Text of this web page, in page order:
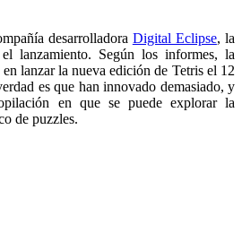
desarrolladora Digital Eclipse, la
lanzamiento. Según los informes, la
lanzar la nueva edición de Tetris el 12
es que han innovado demasiado, y
en que se puede explorar la
de puzzles.